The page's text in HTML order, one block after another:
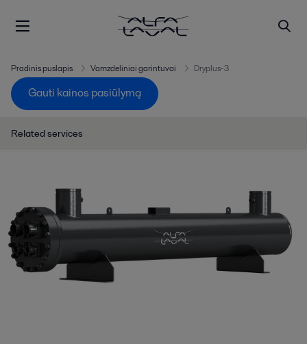
Pradinis puslapis Vamzdeliniai garintuvai Dryplus-3
Gauti kainos pasiūlymą
Related services